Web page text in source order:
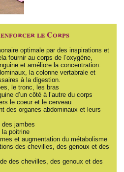
le Corps
optimale par des inspirations et
fournir au corps de l’oxygène,
et améliore la concentration.
la colonne vertabrale et
à la digestion.
le tronc, les bras
d’un côté à l’autre du corps
le coeur et le cerveau
des organes abdominaux et leurs
des jambes
la poitrine
et augmentation du métabolisme
des chevilles, des genoux et des
des chevilles, des genoux et des